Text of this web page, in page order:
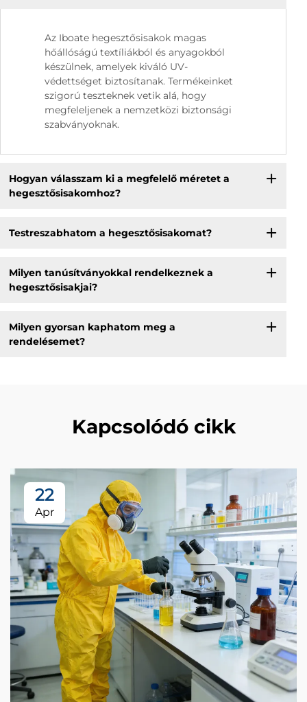
Az Iboate hegesztősisakok magas
hőállóságú textíliákból és anyagokból
készülnek, amelyek kiváló UV-
védettséget biztosítanak. Termékeinket
szigorú teszteknek vetik alá, hogy
megfeleljenek a nemzetközi biztonsági
szabványoknak.
Hogyan válasszam ki a megfelelő méretet a
hegesztősisakomhoz?
Testreszabhatom a hegesztősisakomat?
Milyen tanúsítványokkal rendelkeznek a
hegesztősisakjai?
Milyen gyorsan kaphatom meg a
rendelésemet?
Kapcsolódó cikk
22
Apr